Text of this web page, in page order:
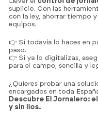
suplicio. Con las
con la ley, ahorrar tiempo
equipos.
👉 Si todavía lo haces en
paso.
👉 Si ya lo digitalizas,
para el campo, sencilla y
¿Quieres probar una
encargados en toda
Descubre El Jornalero:
y sin líos.